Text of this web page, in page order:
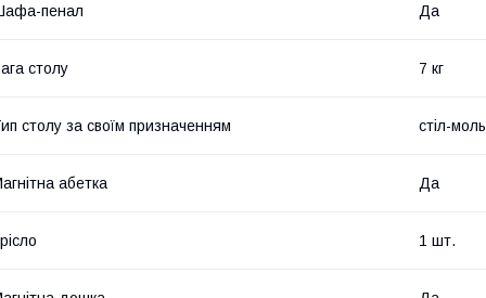
пенал Да
столу 7 кг
столу за своїм призначенням стіл-
абетка Да
1 шт.